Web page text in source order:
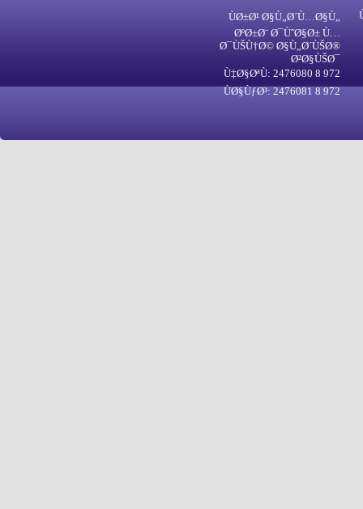
ÙØ±Ø¹ Ø§Ù„Ø´Ù…Ø§Ù„
ØºØ±Ø¨ Ø¯ÙˆØ§Ø± Ù…
Ø¯ÙŠÙ†Ø© Ø§Ù„Ø´ÙŠØ®
Ø²Ø§ÙŠØ¯
Ù‡Ø§ØªÙ: 2476080 8 972
ÙØ§ÙƒØ³: 2476081 8 972